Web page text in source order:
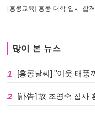
[홍콩교육] 홍콩 대학 입시 합
많이 본 뉴스
1
2 [訃告] 故 조영숙 집사